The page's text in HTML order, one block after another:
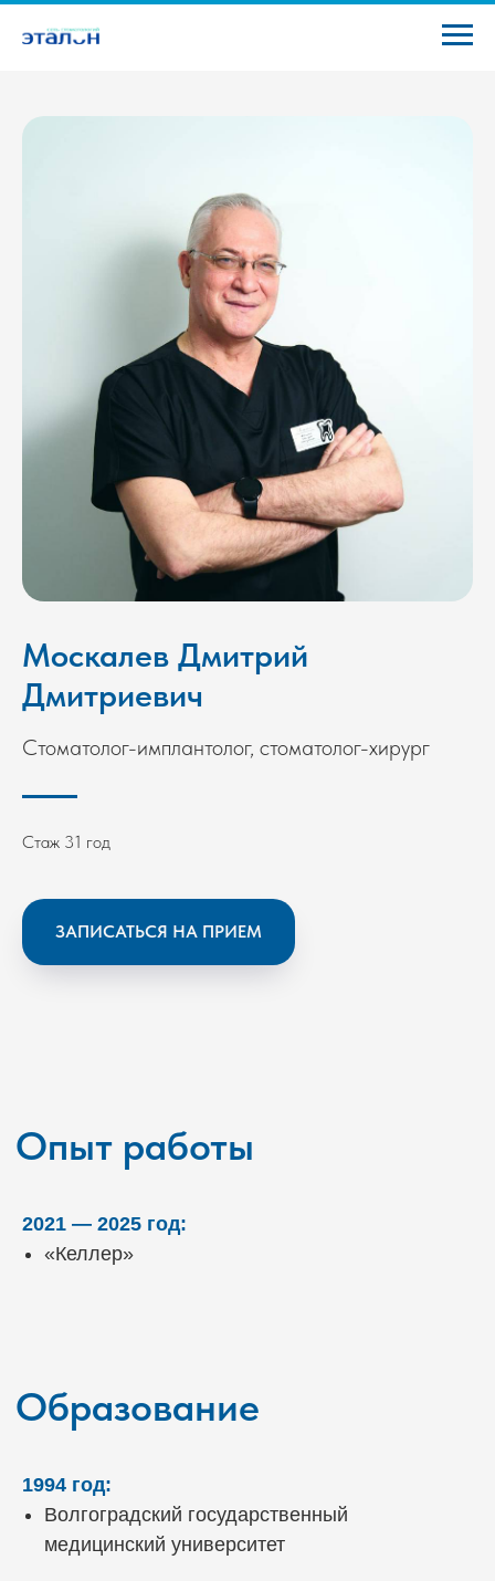
Москалев Дмитрий
Дмитриевич
Стоматолог-имплантолог, стоматолог-хирург
Cтаж 31 год
ЗАПИСАТЬСЯ НА ПРИЕМ
2021 — 2025 год:
«Келлер»
1994 год:
Волгоградский государственный
медицинский университет
Повышение
квалификации